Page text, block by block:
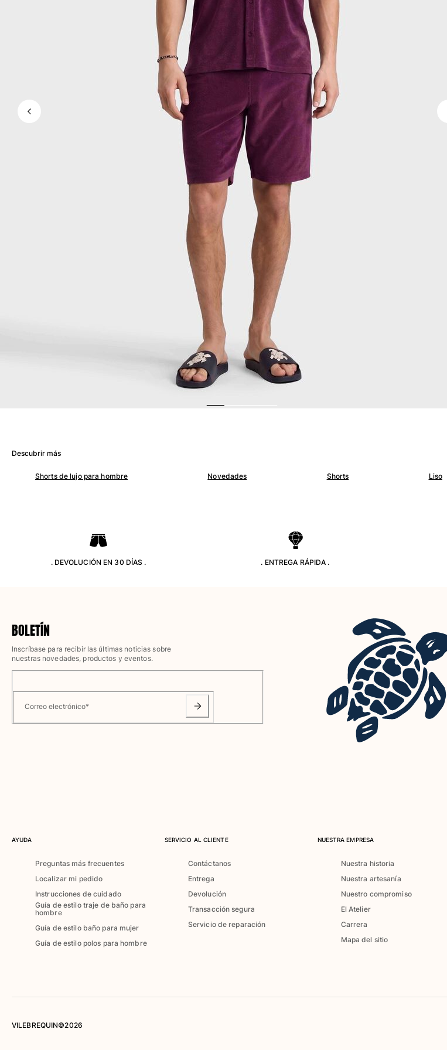
Pret-a-porter
Polos
Camisas
Shorts
Jersey y cárdigan
Chaquetas y Abrigos
Pantalones
Loungewear
Ver todo Pret-a-porter
Tallas grandes
Ver todo Tallas grandes
Trajes de baño
Partes de abajo
Rashguards
Ver todo Trajes de baño
Trajes de baño
Sudaderas
Descubrir más
Shorts de lujo para hombre Novedades Shorts Liso
. DEVOLUCIÓN EN 30 DÍAS . . ENTREGA RÁPIDA .
BOLETÍN
Inscríbase para recibir las últimas noticias sobre
nuestras novedades, productos y eventos.
Correo electrónico*
AYUDA
Preguntas más frecuentes
Localizar mi pedido
Instrucciones de cuidado
Guía de estilo traje de baño para
hombre
Guía de estilo baño para mujer
Guía de estilo polos para hombre
SERVICIO AL CLIENTE
Contáctanos
Entrega
Devolución
Transacción segura
Servicio de reparación
NUESTRA EMPRESA
Nuestra historia
Nuestra artesanía
Nuestro compromiso
El Atelier
Carrera
Mapa del sitio
VILEBREQUIN©2026